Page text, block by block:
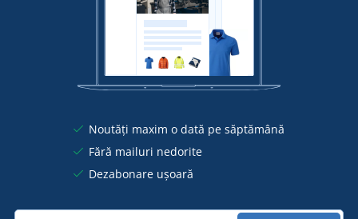
Noutăți maxim o dată pe săptămână
Fără mailuri nedorite
Dezabonare ușoară